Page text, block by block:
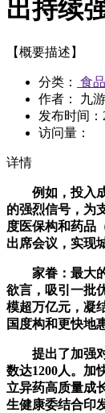
出持续
【概要描述】
分类：
食
作者： 九
发布时间：
访问量：
详情
例如，投入成
的强烈信号，为
度医保构和药品
出席会议，实现
家眷：最大的
欲言，吸引一批
模超万亿元，凝
国度构和更快地
提出了加强对
数达1200人。加
立异药高质量成
生健康委结合印